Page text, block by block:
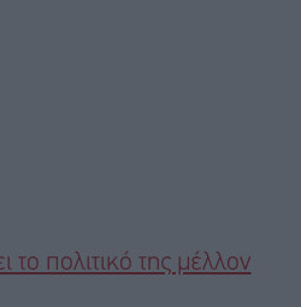
πολιτικό της μέλλον